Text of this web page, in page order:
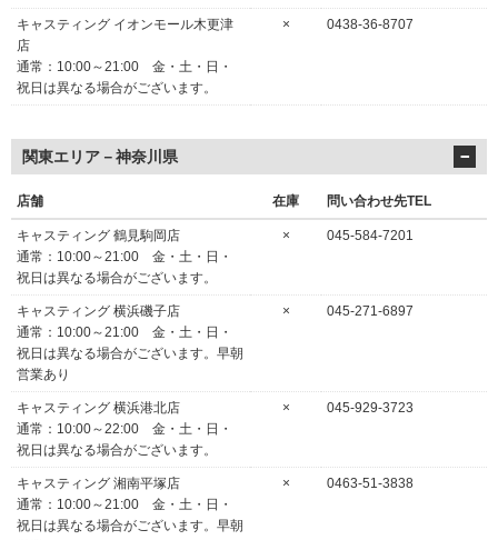
キャスティング イオンモール木更津
店
通常：10:00～21:00 金・土・日・
祝日は異なる場合がございます。
× 0438-36-8707
関東エリア－神奈川県
店舗 在庫 問い合わせ先TEL
キャスティング 鶴見駒岡店
通常：10:00～21:00 金・土・日・
祝日は異なる場合がございます。
× 045-584-7201
キャスティング 横浜磯子店
通常：10:00～21:00 金・土・日・
祝日は異なる場合がございます。早朝
営業あり
× 045-271-6897
キャスティング 横浜港北店
通常：10:00～22:00 金・土・日・
祝日は異なる場合がございます。
× 045-929-3723
キャスティング 湘南平塚店
通常：10:00～21:00 金・土・日・
祝日は異なる場合がございます。早朝
× 0463-51-3838